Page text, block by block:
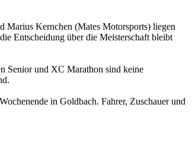
Kernchen (Mates Motorsports) liegen
Entscheidung über die Meisterschaft bleibt
Senior und XC Marathon sind keine
in Goldbach. Fahrer, Zuschauer und